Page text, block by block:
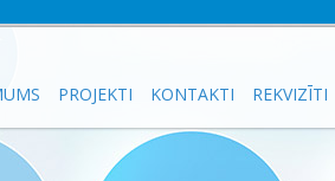
PROJEKTI KONTAKTI REKVIZĪTI